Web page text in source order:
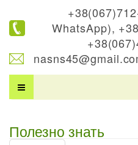
WhatsApp),
Полезно знать